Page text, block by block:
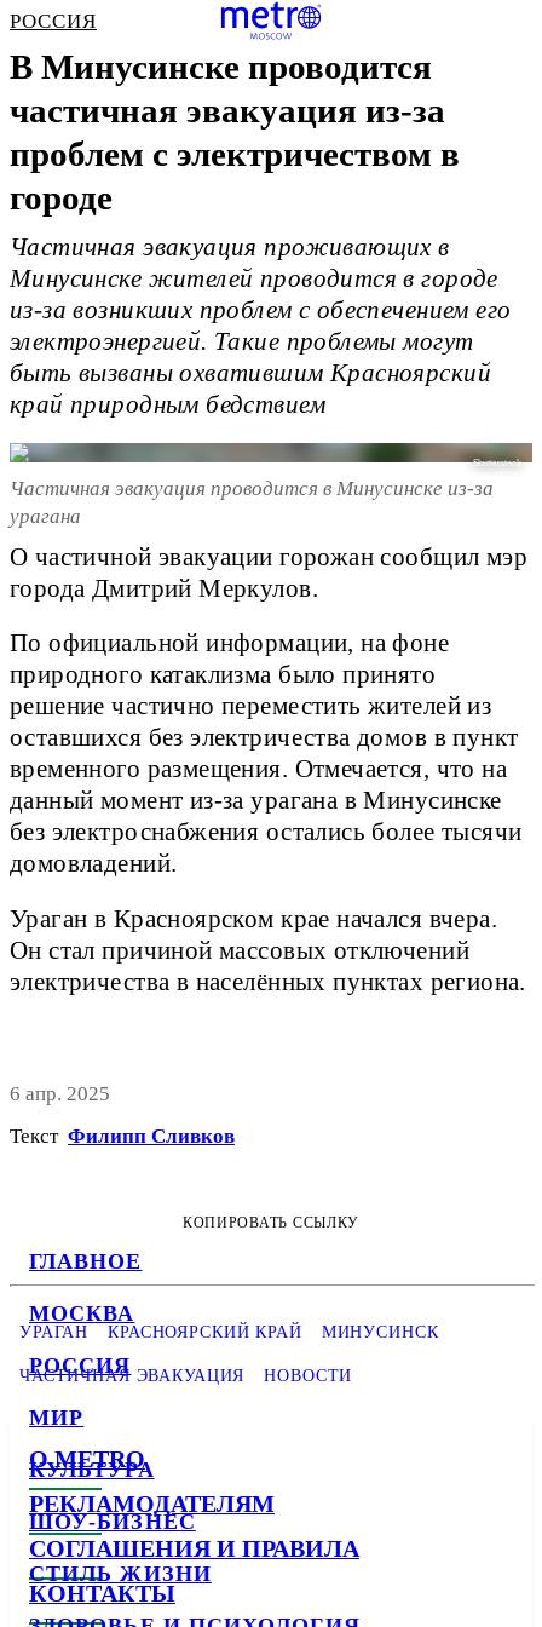
ГЛАВНОЕ
МОСКВА
РОССИЯ
МИР
КУЛЬТУРА
ШОУ-БИЗНЕС
СТИЛЬ ЖИЗНИ
РОССИЯ
В Минусинске проводится
частичная эвакуация из-за
проблем с электричеством в
городе
Частичная эвакуация проживающих в
Минусинске жителей проводится в городе
из-за возникших проблем с обеспечением его
электроэнергией. Такие проблемы могут
быть вызваны охватившим Красноярский
край природным бедствием
Shutterstock
Частичная эвакуация проводится в Минусинске из-за
урагана
О частичной эвакуации горожан сообщил мэр
города Дмитрий Меркулов.
По официальной информации, на фоне
природного катаклизма было принято
решение частично переместить жителей из
оставшихся без электричества домов в пункт
временного размещения. Отмечается, что на
данный момент из-за урагана в Минусинске
без электроснабжения остались более тысячи
домовладений.
Ураган в Красноярском крае начался вчера.
Он стал причиной массовых отключений
электричества в населённых пунктах региона.
6 апр. 2025
Текст Филипп Сливков
КОПИРОВАТЬ ССЫЛКУ
УРАГАН КРАСНОЯРСКИЙ КРАЙ МИНУСИНСК
ЧАСТИЧНАЯ ЭВАКУАЦИЯ НОВОСТИ
О METRO
РЕКЛАМОДАТЕЛЯМ
СОГЛАШЕНИЯ И ПРАВИЛА
КОНТАКТЫ